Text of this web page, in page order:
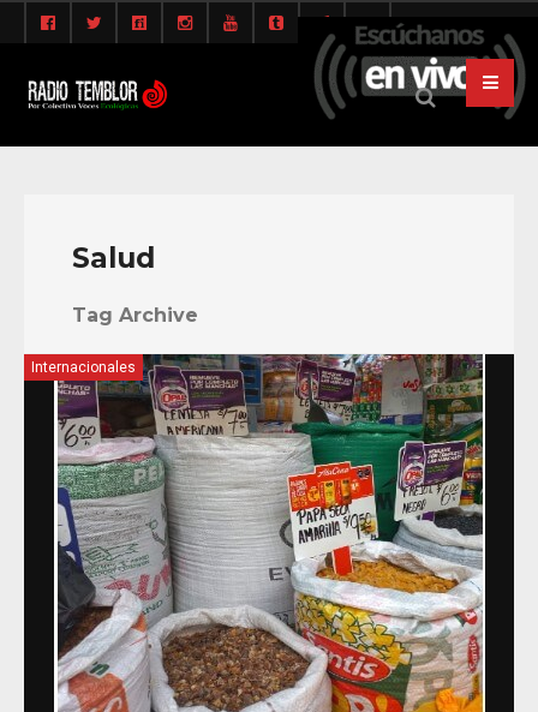
Salud
Tag Archive
Internacionales